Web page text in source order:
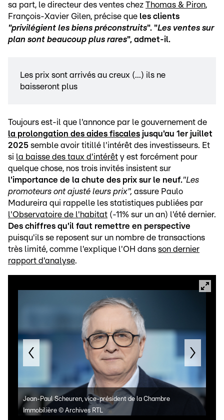
sa part, le directeur des ventes chez Thomas & Piron,
François-Xavier Gilen, précise que les clients
"privilégient les biens préconstruits". "Les ventes sur
plan sont beaucoup plus rares", admet-il.
Les prix sont arrivés au creux (...) ils ne
baisseront plus
Toujours est-il que l'annonce par le gouvernement de
la prolongation des aides fiscales jusqu'au 1er juillet
2025 semble avoir titillé l'intérêt des investisseurs. Et
si la baisse des taux d'intérêt y est forcément pour
quelque chose, nos trois invités insistent sur
l'importance de la chute des prix sur le neuf."Les
promoteurs ont ajusté leurs prix", assure Paulo
Madureira qui rappelle les statistiques publiées par
l'Observatoire de l'habitat (-11% sur un an) l'été dernier.
Des chiffres qu'il faut remettre en perspective
puisqu'ils se reposent sur un nombre de transactions
très limité, comme l'explique l'OH dans son dernier
rapport d'analyse.
Jean-Paul Scheuren, vice-président de la Chambre
Immobilière © Archives RTL